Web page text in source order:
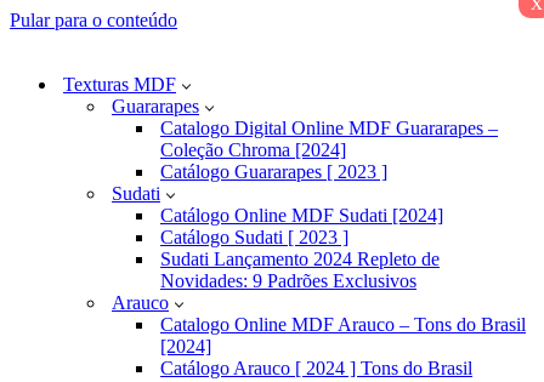
Pular para o conteúdo
Texturas MDF
Guararapes
Catalogo Digital Online MDF Guararapes –
Coleção Chroma [2024]
Catálogo Guararapes [ 2023 ]
Sudati
Catálogo Online MDF Sudati [2024]
Catálogo Sudati [ 2023 ]
Sudati Lançamento 2024 Repleto de
Novidades: 9 Padrões Exclusivos
Arauco
Catalogo Online MDF Arauco – Tons do Brasil
[2024]
Catálogo Arauco [ 2024 ] Tons do Brasil